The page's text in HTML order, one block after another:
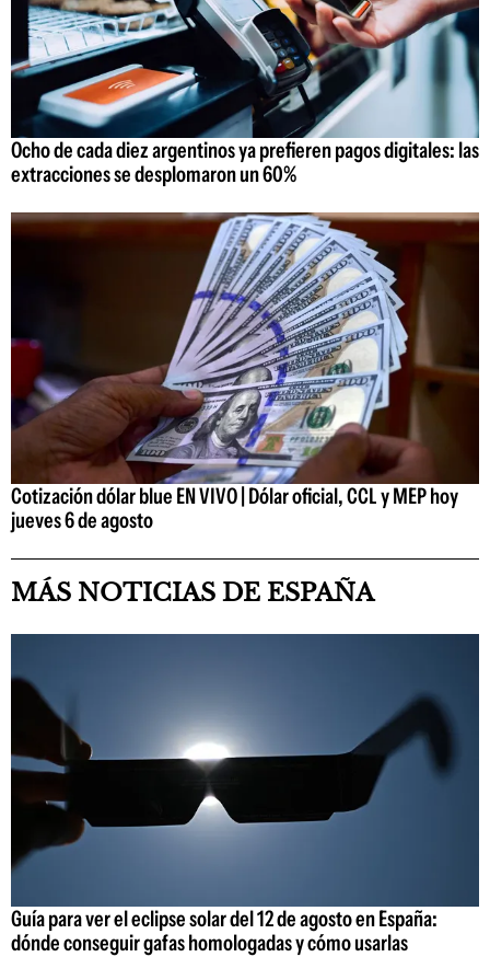
Ocho de cada diez argentinos ya prefieren pagos digitales: las
extracciones se desplomaron un 60%
Cotización dólar blue EN VIVO | Dólar oficial, CCL y MEP hoy
jueves 6 de agosto
MÁS NOTICIAS DE ESPAÑA
Guía para ver el eclipse solar del 12 de agosto en España:
dónde conseguir gafas homologadas y cómo usarlas